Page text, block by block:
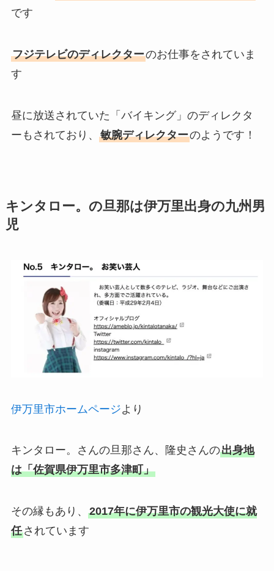
です
フジテレビのディレクターのお仕事をされていま
す
昼に放送されていた「バイキング」のディレクタ
ーもされており、 敏腕ディレクターのようです！
キンタロー。の旦那は伊万里出身の九州男
児
伊万里市ホームページより
キンタロー。さんの旦那さん、隆史さんの出身地
は「佐賀県伊万里市多津町」
その縁もあり、 2017年に伊万里市の観光大使に就
任されています